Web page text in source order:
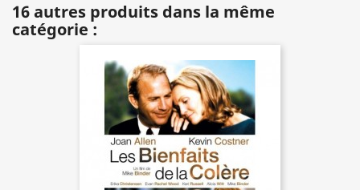
16 autres produits dans la même
catégorie :